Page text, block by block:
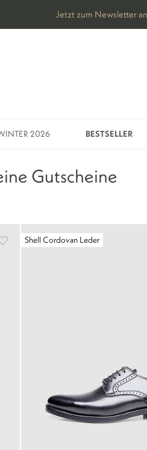
2026
BESTSELLER
Gutscheine
Shell Cordovan Leder